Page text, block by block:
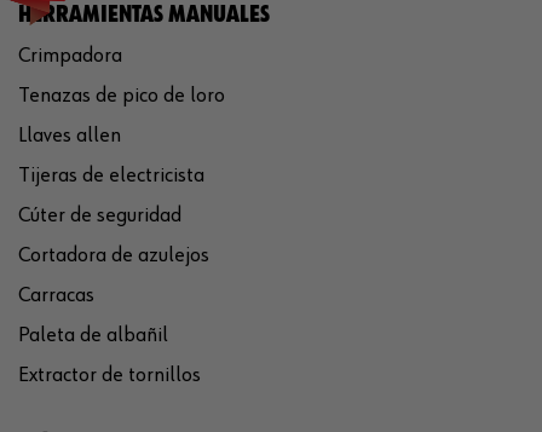
HERRAMIENTAS MANUALES
Crimpadora
Tenazas de pico de loro
Llaves allen
Tijeras de electricista
Cúter de seguridad
Cortadora de azulejos
Carracas
Paleta de albañil
Extractor de tornillos